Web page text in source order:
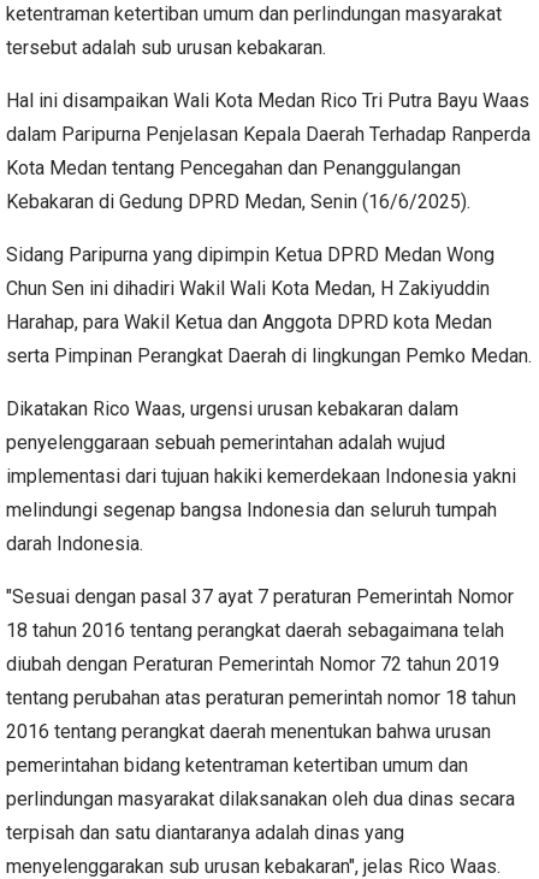
ketentraman ketertiban umum dan perlindungan masyarakat
tersebut adalah sub urusan kebakaran.
Hal ini disampaikan Wali Kota Medan Rico Tri Putra Bayu Waas
dalam Paripurna Penjelasan Kepala Daerah Terhadap Ranperda
Kota Medan tentang Pencegahan dan Penanggulangan
Kebakaran di Gedung DPRD Medan, Senin (16/6/2025).
Sidang Paripurna yang dipimpin Ketua DPRD Medan Wong
Chun Sen ini dihadiri Wakil Wali Kota Medan, H Zakiyuddin
Harahap, para Wakil Ketua dan Anggota DPRD kota Medan
serta Pimpinan Perangkat Daerah di lingkungan Pemko Medan.
Dikatakan Rico Waas, urgensi urusan kebakaran dalam
penyelenggaraan sebuah pemerintahan adalah wujud
implementasi dari tujuan hakiki kemerdekaan Indonesia yakni
melindungi segenap bangsa Indonesia dan seluruh tumpah
darah Indonesia.
"Sesuai dengan pasal 37 ayat 7 peraturan Pemerintah Nomor
18 tahun 2016 tentang perangkat daerah sebagaimana telah
diubah dengan Peraturan Pemerintah Nomor 72 tahun 2019
tentang perubahan atas peraturan pemerintah nomor 18 tahun
2016 tentang perangkat daerah menentukan bahwa urusan
pemerintahan bidang ketentraman ketertiban umum dan
perlindungan masyarakat dilaksanakan oleh dua dinas secara
terpisah dan satu diantaranya adalah dinas yang
menyelenggarakan sub urusan kebakaran", jelas Rico Waas.